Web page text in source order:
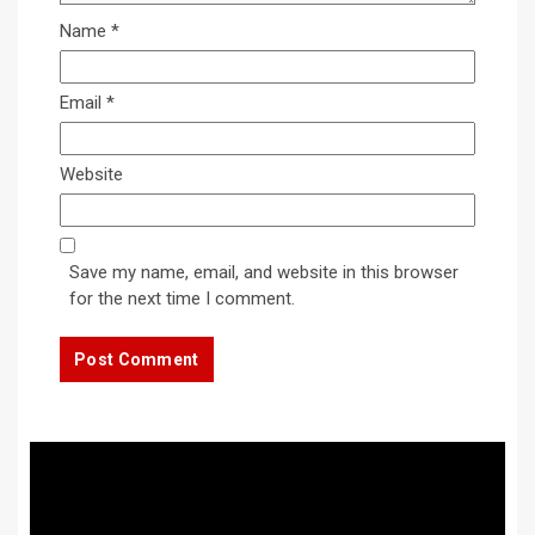
Name *
Email *
Website
Save my name, email, and website in this browser
for the next time I comment.